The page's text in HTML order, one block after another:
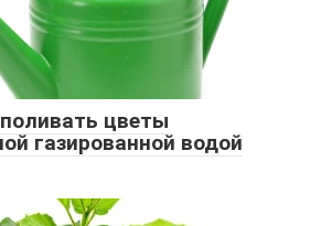
цветы
газированной водой